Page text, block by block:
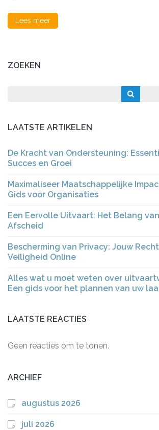
Lees meer
ZOEKEN
LAATSTE ARTIKELEN
De Kracht van Ondersteuning:
Succes en Groei
Maximaliseer Maatschappelijke
Gids voor Organisaties
Een Eervolle Uitvaart: Het Belang
Afscheid
Bescherming van Privacy: Jouw
Veiligheid Online
Alles wat u moet weten over
Een gids voor het plannen van uw
LAATSTE REACTIES
Geen reacties om te tonen.
ARCHIEF
augustus 2026
juli 2026